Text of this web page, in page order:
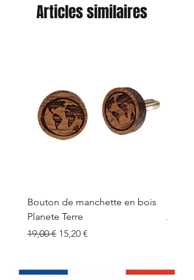
Articles similaires
Bouton de manchette en bois
Planete Terre
Prix original
19,00 € Prix promotionnel
15,20 €
Prix
19,00 €